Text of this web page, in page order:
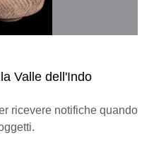
Valle dell'Indo
ricevere notifiche quando